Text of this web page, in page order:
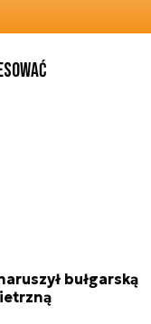
bułgarską